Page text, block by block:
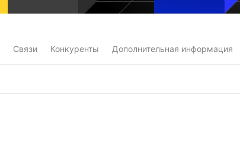
Связи Конкуренты Дополнительная информация